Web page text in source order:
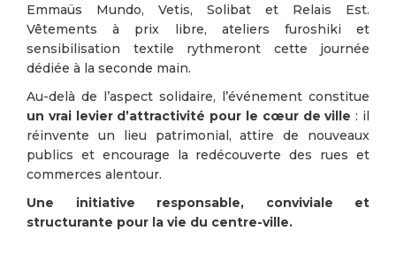
Emmaüs Mundo, Vetis, Solibat et Relais Est.
Vêtements à prix libre, ateliers furoshiki et
sensibilisation textile rythmeront cette journée
dédiée à la seconde main.
Au-delà de l’aspect solidaire, l’événement constitue
un vrai levier d’attractivité pour le cœur de ville : il
réinvente un lieu patrimonial, attire de nouveaux
publics et encourage la redécouverte des rues et
commerces alentour.
Une initiative responsable, conviviale et
structurante pour la vie du centre-ville.